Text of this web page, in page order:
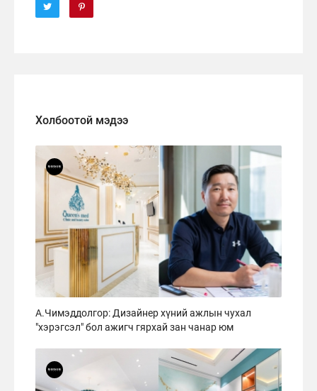
Холбоотой мэдээ
А.Чимэддолгор: Дизайнер хүний ажлын чухал
"хэрэгсэл" бол ажигч гярхай зан чанар юм